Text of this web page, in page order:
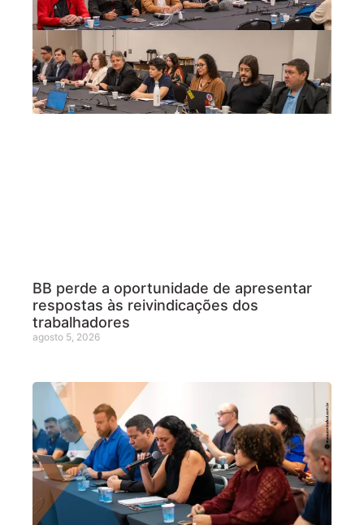
BB perde a oportunidade de apresentar
respostas às reivindicações dos
trabalhadores
agosto 5, 2026